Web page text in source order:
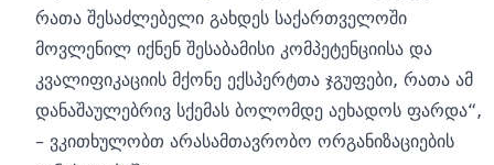
რათა შესაძლებელი გახდეს საქართველოში
მოვლენილ იქნენ შესაბამისი კომპეტენციისა და
კვალიფიკაციის მქონე ექსპერტთა ჯგუფები, რათა ამ
დანაშაულებრივ სქემას ბოლომდე აეხადოს ფარდა“,
– ვკითხულობთ არასამთავრობო ორგანიზაციების